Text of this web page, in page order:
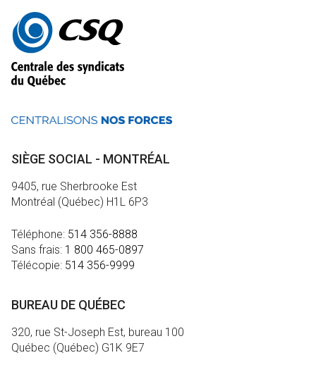
Autres
informations
SIÈGE SOCIAL - MONTRÉAL
9405, rue Sherbrooke Est
Montréal (Québec) H1L 6P3
Téléphone: 514 356-8888
Sans frais: 1 800 465-0897
Télécopie: 514 356-9999
BUREAU DE QUÉBEC
320, rue St-Joseph Est, bureau 100
Québec (Québec) G1K 9E7